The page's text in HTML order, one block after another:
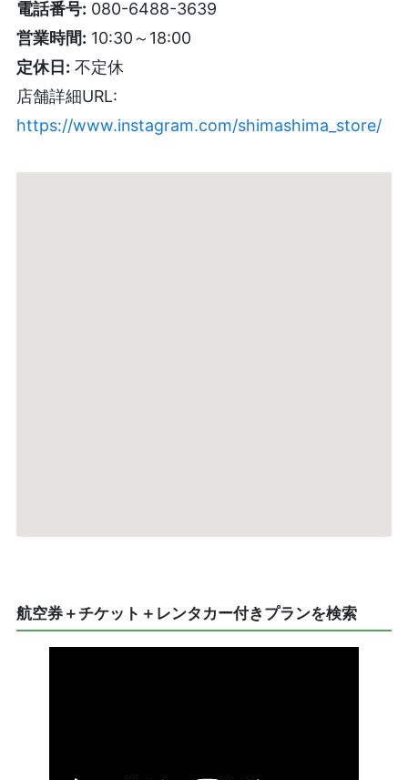
電話番号: 080-6488-3639
営業時間: 10:30～18:00
定休日: 不定休
店舗詳細URL:
https://www.instagram.com/shimashima_store/
航空券＋チケット＋レンタカー付きプランを検索